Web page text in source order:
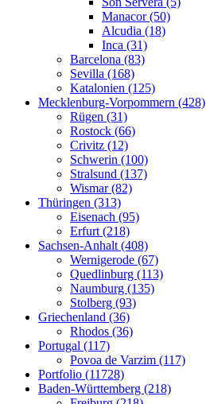
Manacor (50)
Alcudia (18)
Inca (31)
Barcelona (83)
Sevilla (168)
Katalonien (125)
Mecklenburg-Vorpommern (428)
Rügen (31)
Rostock (66)
Crivitz (12)
Schwerin (100)
Stralsund (137)
Wismar (82)
Thüringen (313)
Eisenach (95)
Erfurt (218)
Sachsen-Anhalt (408)
Wernigerode (67)
Quedlinburg (113)
Naumburg (135)
Stolberg (93)
Griechenland (36)
Rhodos (36)
Portugal (117)
Povoa de Varzim (117)
Portfolio (11728)
Baden-Württemberg (218)